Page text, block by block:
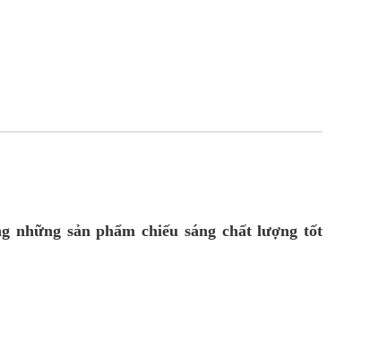
những sản phẩm chiếu sáng chất lượng tốt